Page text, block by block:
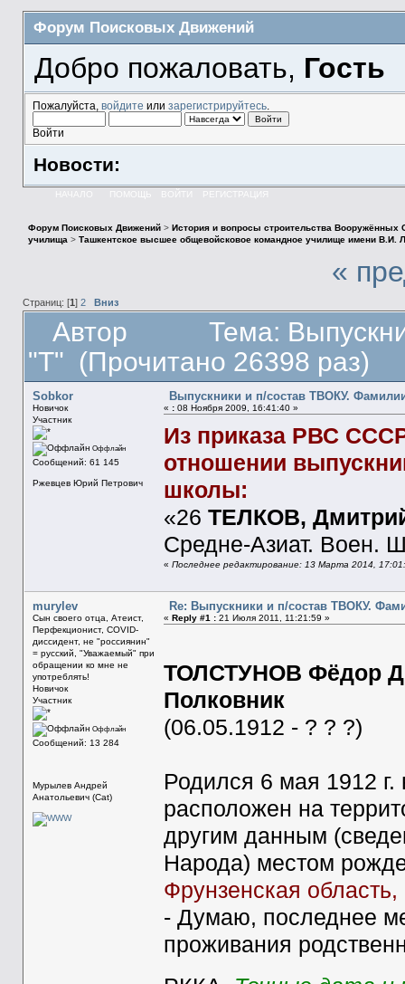
Форум Поисковых Движений
Добро пожаловать, Гость
Пожалуйста, войдите или зарегистрируйтесь.
Войти
Новости:
НАЧАЛО ПОМОЩЬ ВОЙТИ РЕГИСТРАЦИЯ
Форум Поисковых Движений> История и вопросы строительства Вооружённых
училища> Ташкентское высшее общевойсковое командное училище имени В.И.
«
Страниц: [1 ] 2 Вниз
Автор
Тема:
"Т" (Прочитано 26398 раз)
Sobkor
Новичок
Участник
Оффлайн
Сообщений: 61 145
Ржевцев Юрий Петрович
Выпускники и п/состав ТВОКУ.
« :08 Ноября 2009, 16:41:40 »
Из приказа РВС
отношении
школы:
«26 ТЕЛКОВ,
Средне-Азиат. Воен.
« Последнее редактирование: 13 Марта 2014,
murylev
Сын своего отца, Атеист,
Перфекционист, COVID-
диссидент, не "россиянин"
= русский, "Уважаемый" при
обращении ко мне не
употреблять!
Новичок
Участник
Оффлайн
Сообщений: 13 284
Мурылев Андрей
Анатольевич (Cat)
Re: Выпускники и п/состав ТВОКУ.
« Reply #1 :21 Июля 2011, 11:21:59 »
ТОЛСТУНОВ Фёдор
Полковник
(06.05.1912 - ? ? ?)
Родился 6 мая 1912 г.
расположен на
другим данным
Народа) местом
Фрунзенская
- Думаю, последнее
проживания